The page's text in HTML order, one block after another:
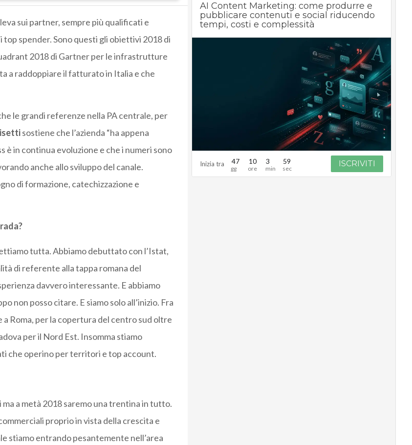
sui partner, sempre più qualificati e
spender. Sono questi gli obiettivi 2018 di
2018 di Gartner per le infrastrutture
a raddoppiare il fatturato in Italia e che
le grandi referenze nella PA centrale, per
sostiene che l’azienda “ha appena
è in continua evoluzione e che i numeri sono
anche allo sviluppo del canale.
di formazione, catechizzazione e
tutta. Abbiamo debuttato con l’Istat,
di referente alla tappa romana del
davvero interessante. E abbiamo
non posso citare. E siamo solo all’inizio. Fra
a Roma, per la copertura del centro sud oltre
per il Nord Est. Insomma stiamo
che operino per territori e top account.
ma a metà 2018 saremo una trentina in tutto.
proprio in vista della crescita e
stiamo entrando pesantemente nell’area
AI Content Marketing: come produrre e
pubblicare contenuti e social riducendo
tempi, costi e complessità
Inizia tra 47 10 3 58 ISCRIVITI